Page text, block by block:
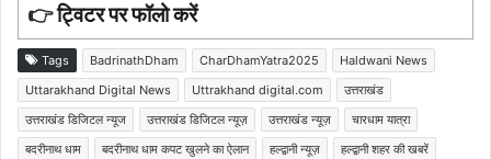
👉ट्विटर पर फॉलो करें
Tags BadrinathDham CharDhamYatra2025
Haldwani News
Uttarakhand Digital News
Uttrakhand digital.com
उत्तराखंड
उत्तराखंड डिजिटल न्यूज
उत्तराखंड डिजिटल न्यूज़ उत्तराखंड न्यूज़
चारधाम यात्रा
बदरीनाथ धाम
बदरीनाथ धाम कपट खुलने का ऐलान हल्द्वानी न्यूज़ हल्द्वानी शहर की खबरें